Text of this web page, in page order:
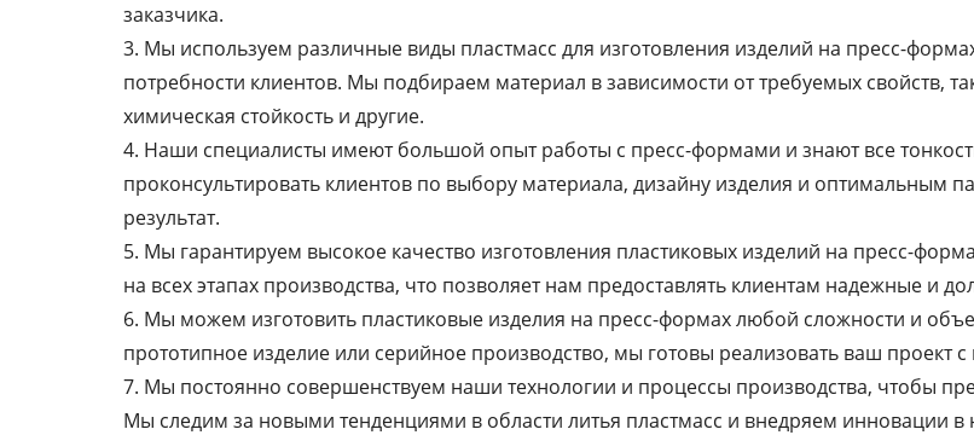
заказчика.
3. Мы используем различные виды пластмасс для изготовления изделий на пресс-
потребности клиентов. Мы подбираем материал в зависимости от требуемых свойств,
химическая стойкость и другие.
4. Наши специалисты имеют большой опыт работы с пресс-формами и знают все
проконсультировать клиентов по выбору материала, дизайну изделия и оптимальным
результат.
5. Мы гарантируем высокое качество изготовления пластиковых изделий на пресс-
на всех этапах производства, что позволяет нам предоставлять клиентам надежные и
6. Мы можем изготовить пластиковые изделия на пресс-формах любой сложности и
прототипное изделие или серийное производство, мы готовы реализовать ваш проект
7. Мы постоянно совершенствуем наши технологии и процессы производства, чтобы
Мы следим за новыми тенденциями в области литья пластмасс и внедряем инновации в